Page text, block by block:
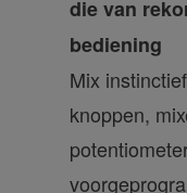
die van
bediening
Mix
knoppen,